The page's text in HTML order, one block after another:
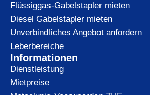
Flüssiggas-Gabelstapler mieten
Diesel Gabelstapler mieten
Unverbindliches Angebot anfordern
Leberbereiche
Informationen
Dienstleistung
Mietpreise